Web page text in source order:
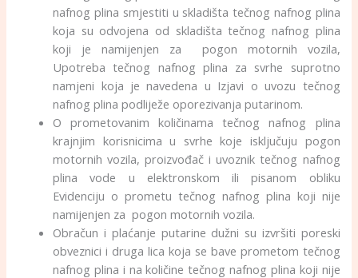
nafnog plina smjestiti u skladišta tečnog nafnog plina
koja su odvojena od skladišta tečnog nafnog plina
koji je namijenjen za pogon motornih vozila,
Upotreba tečnog nafnog plina za svrhe suprotno
namjeni koja je navedena u Izjavi o uvozu tečnog
nafnog plina podliježe oporezivanja putarinom.
O prometovanim količinama tečnog nafnog plina
krajnjim korisnicima u svrhe koje isključuju pogon
motornih vozila, proizvođač i uvoznik tečnog nafnog
plina vode u elektronskom ili pisanom obliku
Evidenciju o prometu tečnog nafnog plina koji nije
namijenjen za pogon motornih vozila.
Obračun i plaćanje putarine dužni su izvršiti poreski
obveznici i druga lica koja se bave prometom tečnog
nafnog plina i na količine tečnog nafnog plina koji nije